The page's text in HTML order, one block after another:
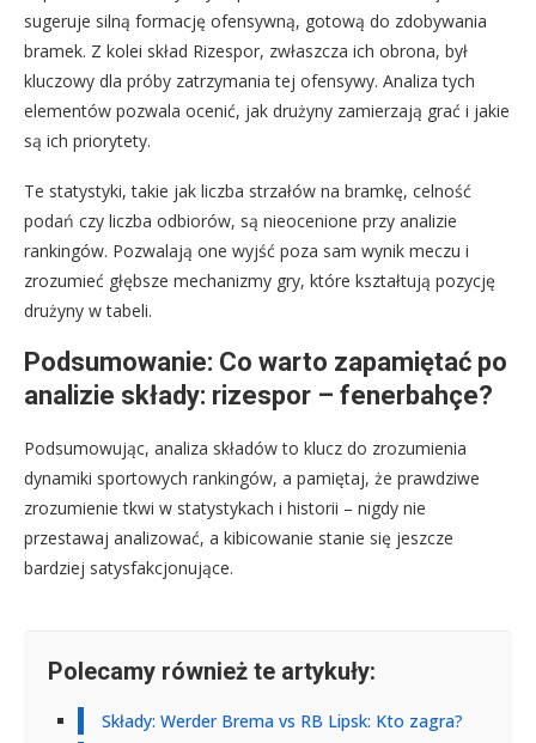
sugeruje silną formację ofensywną, gotową do zdobywania
bramek. Z kolei skład Rizespor, zwłaszcza ich obrona, był
kluczowy dla próby zatrzymania tej ofensywy. Analiza tych
elementów pozwala ocenić, jak drużyny zamierzają grać i jakie
są ich priorytety.
Te statystyki, takie jak liczba strzałów na bramkę, celność
podań czy liczba odbiorów, są nieocenione przy analizie
rankingów. Pozwalają one wyjść poza sam wynik meczu i
zrozumieć głębsze mechanizmy gry, które kształtują pozycję
drużyny w tabeli.
Podsumowanie: Co warto zapamiętać po
analizie składy: rizespor – fenerbahçe?
Podsumowując, analiza składów to klucz do zrozumienia
dynamiki sportowych rankingów, a pamiętaj, że prawdziwe
zrozumienie tkwi w statystykach i historii – nigdy nie
przestawaj analizować, a kibicowanie stanie się jeszcze
bardziej satysfakcjonujące.
Polecamy również te artykuły:
Składy: Werder Brema vs RB Lipsk: Kto zagra?